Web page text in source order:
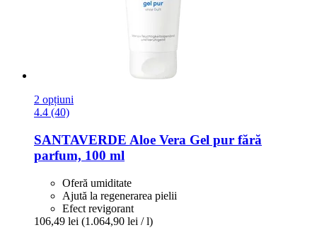
2 opțiuni
4.4 (40)
SANTAVERDE Aloe Vera Gel pur fără
parfum, 100 ml
Oferă umiditate
Ajută la regenerarea pielii
Efect revigorant
106,49 lei (1.064,90 lei / l)